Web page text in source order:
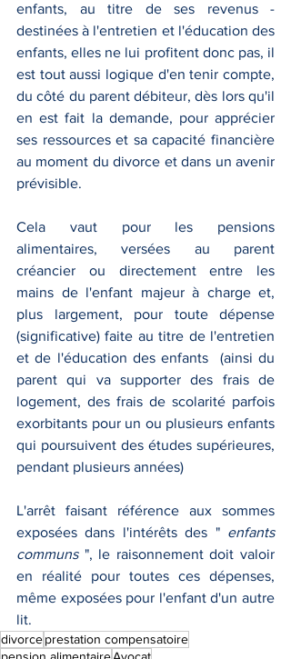
enfants, au titre de ses revenus -
destinées à l'entretien et l'éducation des
enfants, elles ne lui profitent donc pas, il
est tout aussi logique d'en tenir compte,
du côté du parent débiteur, dès lors qu'il
en est fait la demande, pour apprécier
ses ressources et sa capacité financière
au moment du divorce et dans un avenir
prévisible.
Cela vaut pour les pensions
alimentaires, versées au parent
créancier ou directement entre les
mains de l'enfant majeur à charge et,
plus largement, pour toute dépense
(significative) faite au titre de l'entretien
et de l'éducation des enfants  (ainsi du
parent qui va supporter des frais de
logement, des frais de scolarité parfois
exorbitants pour un ou plusieurs enfants
qui poursuivent des études supérieures,
pendant plusieurs années)
L'arrêt faisant référence aux sommes
exposées dans l'intérêts des " enfants
communs ", le raisonnement doit valoir
en réalité pour toutes ces dépenses,
même exposées pour l'enfant d'un autre
lit.
divorceprestation compensatoire